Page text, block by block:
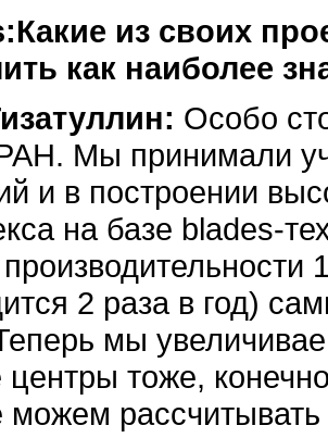
из своих
как наиболее
Особо
Мы принимали
и в построении
на базе blades-
2 раза в год)
мы
центры тоже,
можем